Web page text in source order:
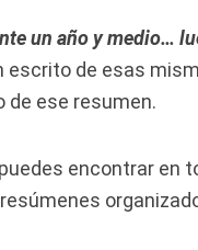
un año y medio…
escrito de esas
de ese resumen.
encontrar en